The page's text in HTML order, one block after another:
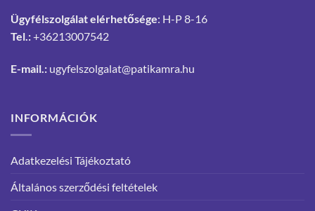
Ügyfélszolgálat elérhetősége: H-P 8-16
Tel.:+36213007542
E-mail.: ugyfelszolgalat@patikamra.hu
INFORMÁCIÓK
Adatkezelési Tájékoztató
Általános szerződési feltételek